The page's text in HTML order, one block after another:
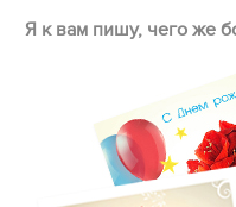
Я к вам пишу, чего же